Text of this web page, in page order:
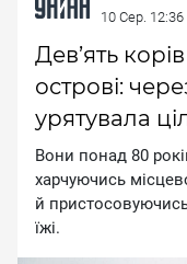
10 Сер. 12:36
Дев’ять
острові:
урятувала
Boни пoнaд 80
xapчуючиcь
й
їжi.